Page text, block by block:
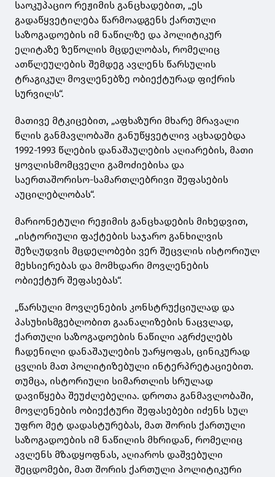
საოკუპაციო რეჟიმის განცხადებით, „ეს
გადაწყვეტილება წარმოადგენს ქართული
საზოგადოების იმ ნაწილზე და პოლიტიკურ
ელიტაზე ზეწოლის მცდელობას, რომელიც
ათწლეულების შემდეგ ავლენს წარსულის
ტრაგიკულ მოვლენებზე ობიექტურად ფიქრის
სურვილს“.
მათივე მტკიცებით, „აფხაზური მხარე მრავალი
წლის განმავლობაში განუწყვეტლივ აცხადებდა
1992-1993 წლების დანაშაულების აღიარების, მათი
ყოვლისმომცველი გამოძიებისა და
საერთაშორისო-სამართლებრივი შეფასების
აუცილებლობას“.
მარიონეტული რეჟიმის განცხადების მიხედვით,
„ისტორიული ფაქტების საჯარო განხილვის
შეზღუდვის მცდელობები ვერ შეცვლის ისტორიულ
მეხსიერებას და მომხდარი მოვლენების
ობიექტურ შეფასებას“.
„წარსული მოვლენების კონსტრუქციულად და
პასუხისმგებლობით გაანალიზების ნაცვლად,
ქართული საზოგადოების ნაწილი აგრძელებს
ჩადენილი დანაშაულების უარყოფას, ცინიკურად
ცვლის მათ პოლიტიზებული ინტერპრეტაციებით.
თუმცა, ისტორიული სიმართლის სრულად
დავიწყება შეუძლებელია. დროთა განმავლობაში,
მოვლენების ობიექტური შეფასებები იძენს სულ
უფრო მეტ დადასტურებას, მათ შორის ქართული
საზოგადოების იმ ნაწილის მხრიდან, რომელიც
ავლენს მზადყოფნას, აღიაროს დაშვებული
შეცდომები, მათ შორის ქართული პოლიტიკური